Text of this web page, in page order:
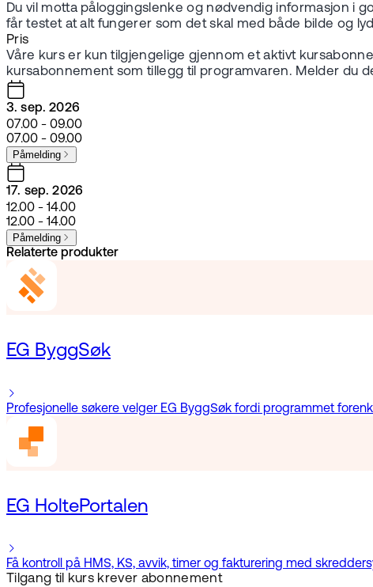
Du vil motta påloggingslenke og nødvendig informasjon i
får testet at alt fungerer som det skal med både bilde og
Pris
Våre kurs er kun tilgjengelige gjennom et aktivt
kursabonnement som tillegg til programvaren. Melder du
3. sep. 2026
07.00 - 09.00
07.00 - 09.00
Påmelding
17. sep. 2026
12.00 - 14.00
12.00 - 14.00
Påmelding
Relaterte produkter
EG ByggSøk
Profesjonelle søkere velger EG ByggSøk fordi programmet
EG HoltePortalen
Få kontroll på HMS, KS, avvik, timer og fakturering med
Tilgang til kurs krever abonnement